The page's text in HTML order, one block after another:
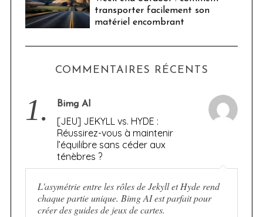
transporter facilement son
matériel encombrant
COMMENTAIRES RÉCENTS
1. Bimg AI
[JEU] JEKYLL vs. HYDE :
Réussirez-vous à maintenir
l’équilibre sans céder aux
ténèbres ?
L'asymétrie entre les rôles de Jekyll et Hyde rend
chaque partie unique. Bimg AI est parfait pour
créer des guides de jeux de cartes.